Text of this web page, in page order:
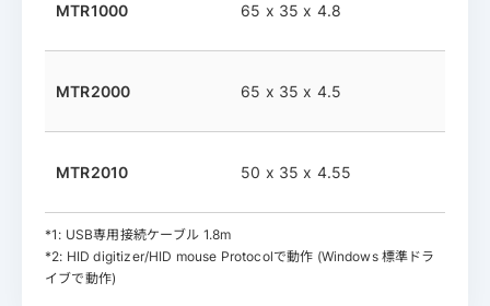
MTR1000 65 x 35 x 4.8
MTR2000 65 x 35 x 4.5
MTR2010 50 x 35 x 4.55
*1: USB専用接続ケーブル 1.8m
*2: HID digitizer/HID mouse Protocolで動作 (Windows 標準ドラ
イブで動作)